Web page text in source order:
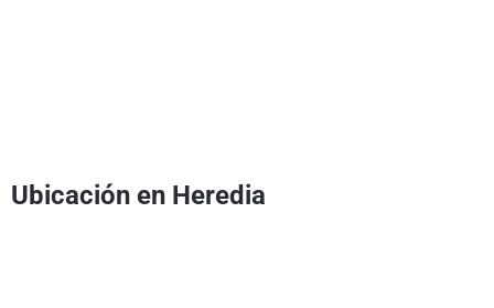
Ubicación en Heredia